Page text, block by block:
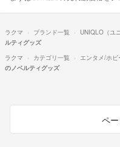
ラクマ ブランド一覧 UNIQLO（ユ
ルティグッズ
ラクマ
カテゴリ一覧 エンタメ/ホビ
のノベルティグッズ
ペ